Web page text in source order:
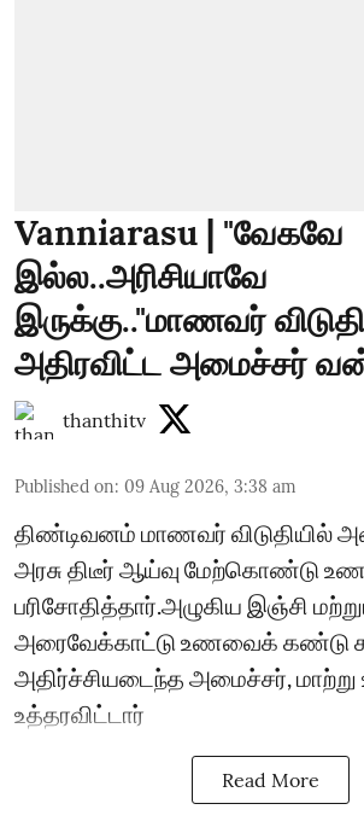
Vanniarasu | "வேகவே
இல்ல..அரிசியாவே
இருக்கு.."மாணவர்
அதிரவிட்ட அமைச்சர்
thanthitv
Published on: 09 Aug 2026, 3:38 am
திண்டிவனம் மாணவர் விடுதியில்
அரசு திடீர் ஆய்வு மேற்கொண்டு
பரிசோதித்தார்.அழுகிய இஞ்சி
அரைவேக்காட்டு உணவைக் கண்டு
அதிர்ச்சியடைந்த அமைச்சர்,
உத்தரவிட்டார்
Read More